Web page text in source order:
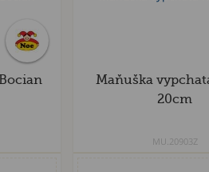
Maňuška
20cm
MU.20903Z